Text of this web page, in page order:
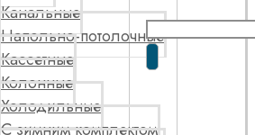
Канальные
Напольно-потолочные
Кассетные
Колонные
Холодильные
С зимним комплектом